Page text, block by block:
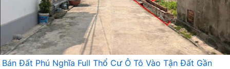
Bán Đất Phú Nghĩa Full Thổ Cư Ô Tô Vào Tận Đất Gần